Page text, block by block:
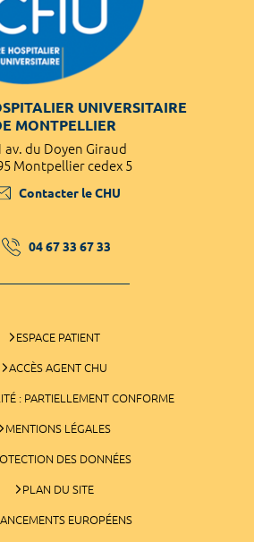
UNIVERSITAIRE
MONTPELLIER
av. du Doyen Giraud
Montpellier cedex 5
Contacter le CHU
04 67 33 67 33
ESPACE PATIENT
ACCÈS AGENT CHU
: PARTIELLEMENT CONFORME
MENTIONS LÉGALES
DES DONNÉES
PLAN DU SITE
EUROPÉENS